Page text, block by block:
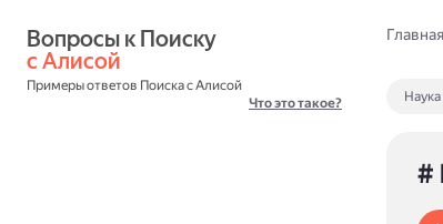
с Алисой
Примеры ответов Поиска с Алисой
Что это такое?
Главная
#